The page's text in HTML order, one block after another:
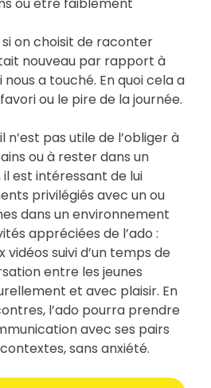
on choisit de raconter
nouveau par rapport à
nous a touché. En quoi cela a
ou le pire de la journée.
n’est pas utile de l’obliger à
ou à rester dans un
est intéressant de lui
privilégiés avec un ou
dans un environnement
appréciées de l’ado :
vidéos suivi d’un temps de
entre les jeunes
et avec plaisir. En
l’ado pourra prendre
avec ses pairs
sans anxiété.